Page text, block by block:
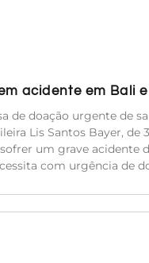
acidente em Bali
de doação urgente de
Lis Santos Bayer, de
um grave
com urgência de